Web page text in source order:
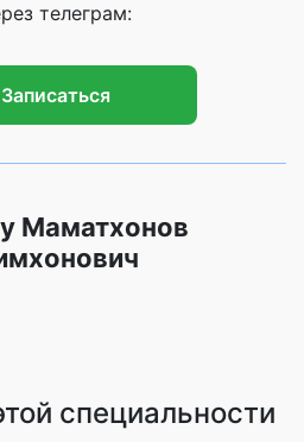
телеграм:
Записаться
Маматхонов
специальности